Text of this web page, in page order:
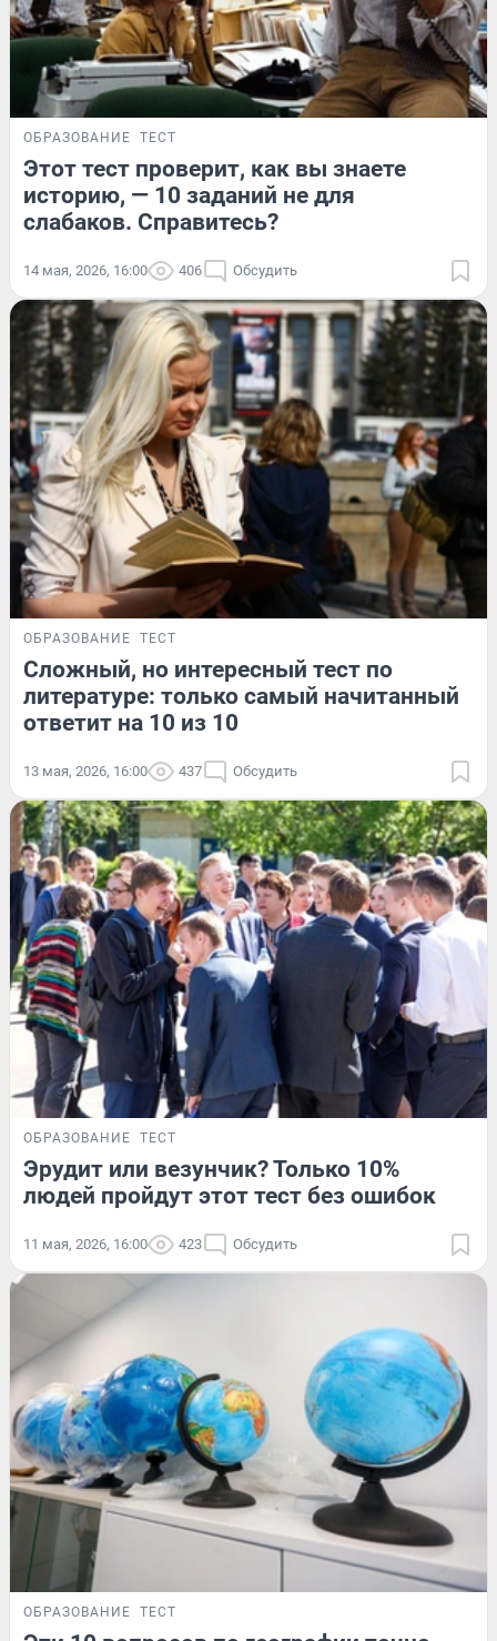
ОБРАЗОВАНИЕ ТЕСТ
Этот тест проверит, как вы знаете
историю, — 10 заданий не для
слабаков. Справитесь?
14 мая, 2026, 16:00 406 Обсудить
ОБРАЗОВАНИЕ ТЕСТ
Сложный, но интересный тест по
литературе: только самый начитанный
ответит на 10 из 10
13 мая, 2026, 16:00 437 Обсудить
ОБРАЗОВАНИЕ ТЕСТ
Эрудит или везунчик? Только 10%
людей пройдут этот тест без ошибок
11 мая, 2026, 16:00 423 Обсудить
ОБРАЗОВАНИЕ ТЕСТ